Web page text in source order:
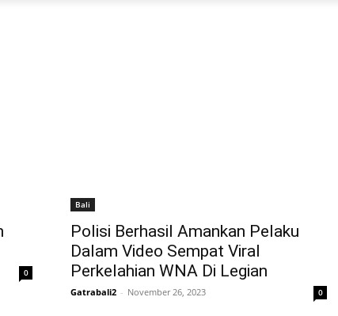
0
Bali
Polisi Berhasil Amankan Pelaku
Dalam Video Sempat Viral
Perkelahian WNA Di Legian
Gatrabali2 - November 26, 2023 0